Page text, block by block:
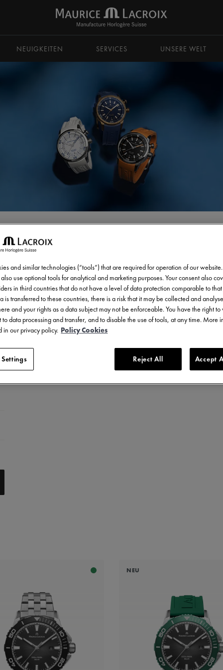
NEUIGKEITEN SERVICES UNSERE WELT
mit Keramiklünette
NEU
and similar technologies (“tools”) that are required for operation of our
use optional tools for analytical and marketing purposes. Your consent also
in third countries that do not have a level of data protection comparable to
is transferred to these countries, there is a risk that it may be collected and
and your rights as a data subject may not be enforceable. You have the right
to data processing and transfer, and to disable the use of tools, at any time. More
in our privacy policy. Policy Cookies
Reject All Accept